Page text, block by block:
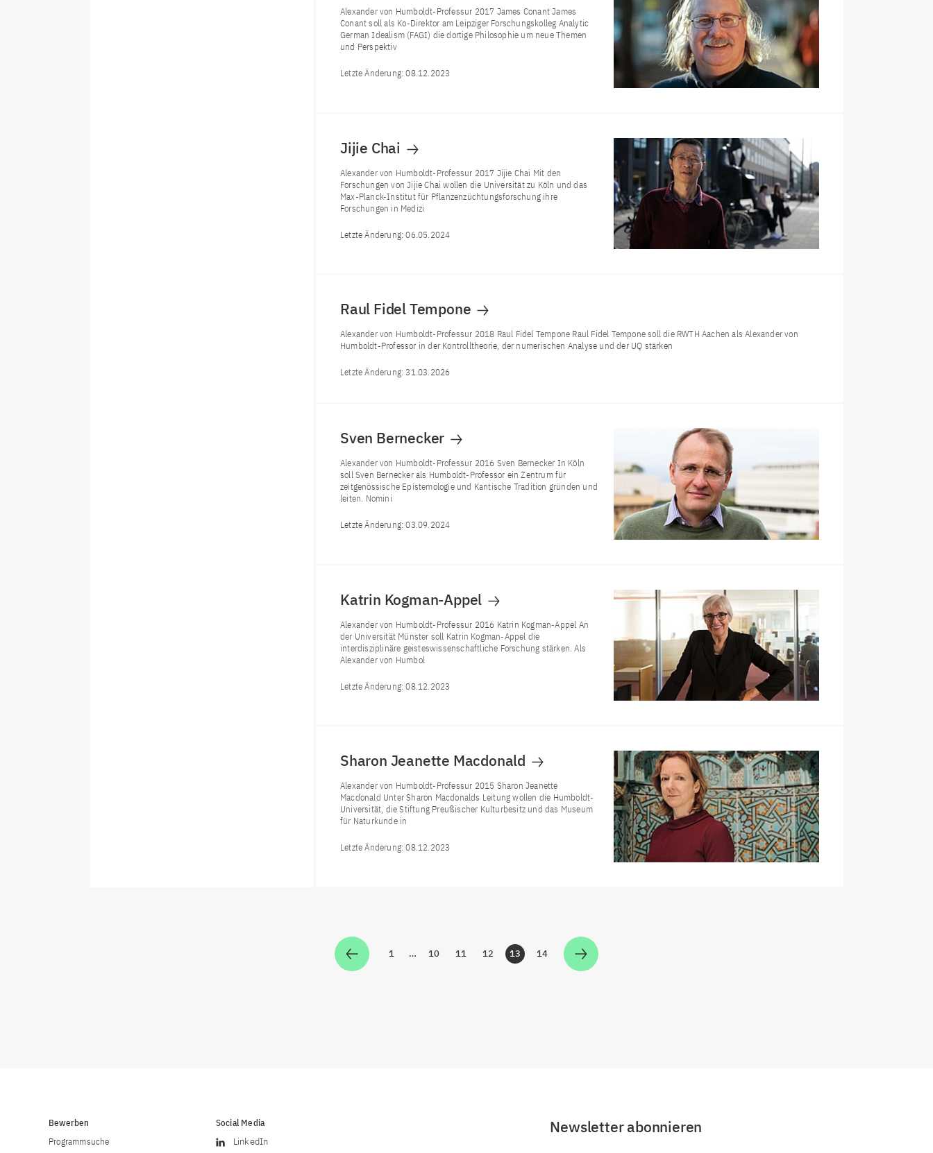
Alexander von Humboldt-Professur 2017 James Conant James
Conant soll als Ko-Direktor am Leipziger Forschungskolleg Analytic
German Idealism (FAGI) die dortige Philosophie um neue Themen
und Perspektiv
Letzte Änderung:08.12.2023
Jijie Chai
Alexander von Humboldt-Professur 2017 Jijie Chai Mit den
Forschungen von Jijie Chai wollen die Universität zu Köln und das
Max-Planck-Institut für Pflanzenzüchtungsforschung ihre
Forschungen in Medizi
Letzte Änderung:06.05.2024
Raul Fidel Tempone
Alexander von Humboldt-Professur 2018 Raul Fidel Tempone Raul Fidel Tempone soll die RWTH Aachen als Alexander von
Humboldt-Professor in der Kontrolltheorie, der numerischen Analyse und der UQ stärken
Letzte Änderung:31.03.2026
Sven Bernecker
Alexander von Humboldt-Professur 2016 Sven Bernecker In Köln
soll Sven Bernecker als Humboldt-Professor ein Zentrum für
zeitgenössische Epistemologie und Kantische Tradition gründen und
leiten. Nomini
Letzte Änderung:03.09.2024
Katrin Kogman-Appel
Alexander von Humboldt-Professur 2016 Katrin Kogman-Appel An
der Universität Münster soll Katrin Kogman-Appel die
interdisziplinäre geisteswissenschaftliche Forschung stärken. Als
Alexander von Humbol
Letzte Änderung:08.12.2023
Sharon Jeanette Macdonald
Alexander von Humboldt-Professur 2015 Sharon Jeanette
Macdonald Unter Sharon Macdonalds Leitung wollen die Humboldt-
Universität, die Stiftung Preußischer Kulturbesitz und das Museum
für Naturkunde in
Letzte Änderung:08.12.2023
Zur Seite
1 … Zur Seite
10 Zur Seite
11 Zur Seite
12 Zur Seite
13 Zur Seite
14
Bewerben
Programmsuche
Social Media
LinkedIn
Newsletter abonnieren